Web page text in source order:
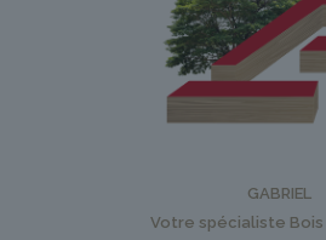
GABRIEL
Votre spécialiste